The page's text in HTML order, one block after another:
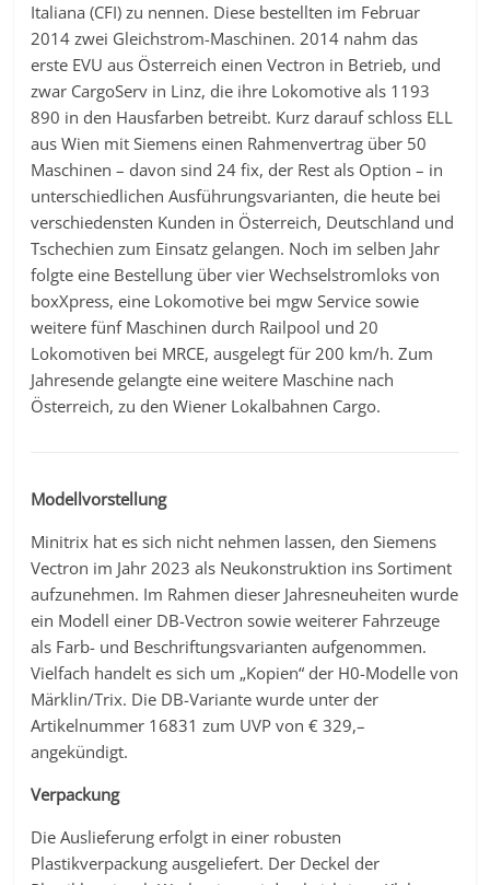
Italiana (CFI) zu nennen. Diese bestellten im Februar
2014 zwei Gleichstrom-Maschinen. 2014 nahm das
erste EVU aus Österreich einen Vectron in Betrieb, und
zwar CargoServ in Linz, die ihre Lokomotive als 1193
890 in den Hausfarben betreibt. Kurz darauf schloss ELL
aus Wien mit Siemens einen Rahmenvertrag über 50
Maschinen – davon sind 24 fix, der Rest als Option – in
unterschiedlichen Ausführungsvarianten, die heute bei
verschiedensten Kunden in Österreich, Deutschland und
Tschechien zum Einsatz gelangen. Noch im selben Jahr
folgte eine Bestellung über vier Wechselstromloks von
boxXpress, eine Lokomotive bei mgw Service sowie
weitere fünf Maschinen durch Railpool und 20
Lokomotiven bei MRCE, ausgelegt für 200 km/h. Zum
Jahresende gelangte eine weitere Maschine nach
Österreich, zu den Wiener Lokalbahnen Cargo.
Modellvorstellung
Minitrix hat es sich nicht nehmen lassen, den Siemens
Vectron im Jahr 2023 als Neukonstruktion ins Sortiment
aufzunehmen. Im Rahmen dieser Jahresneuheiten wurde
ein Modell einer DB-Vectron sowie weiterer Fahrzeuge
als Farb- und Beschriftungsvarianten aufgenommen.
Vielfach handelt es sich um „Kopien“ der H0-Modelle von
Märklin/Trix. Die DB-Variante wurde unter der
Artikelnummer 16831 zum UVP von € 329,–
angekündigt.
Verpackung
Die Auslieferung erfolgt in einer robusten
Plastikverpackung ausgeliefert. Der Deckel der